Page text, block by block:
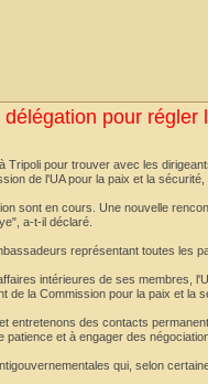
pour régler
Tripoli pour trouver avec les
de l'UA pour la paix et la sécurité,
sont en cours. Une nouvelle
a-t-il déclaré.
représentant toutes les
intérieures de ses membres,
la Commission pour la paix et la
entretenons des contacts
et à engager des
qui, selon